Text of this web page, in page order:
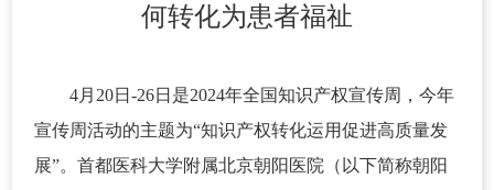
何转化为患者福祉
4月20日-26日是2024年全国知识产权宣传周，今年
宣传周活动的主题为“知识产权转化运用促进高质量发
展”。首都医科大学附属北京朝阳医院（以下简称朝阳